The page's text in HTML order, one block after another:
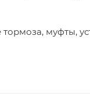
муфты,